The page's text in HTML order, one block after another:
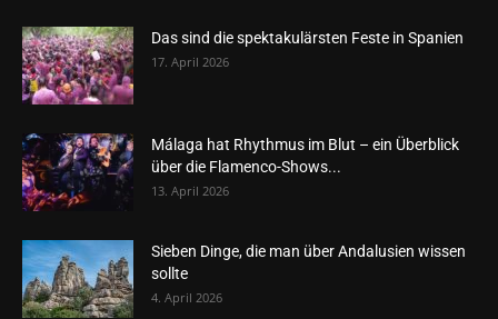
Das sind die spektakulärsten Feste in Spanien
17. April 2026
Málaga hat Rhythmus im Blut – ein Überblick
über die Flamenco-Shows...
13. April 2026
Sieben Dinge, die man über Andalusien wissen
sollte
4. April 2026